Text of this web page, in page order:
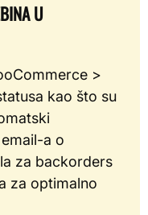
U
>
kao što su
a o
za backorders
za optimalno